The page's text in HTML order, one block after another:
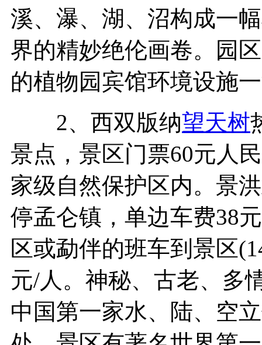
溪、瀑、湖、沼构成一
界的精妙绝伦画卷。园
的植物园宾馆环境设施
2、西双版纳望天树
景点，景区门票60元人
家级自然保护区内。景
停孟仑镇，单边车费38
区或勐伴的班车到景区
元/人。神秘、古老、多
中国第一家水、陆、空